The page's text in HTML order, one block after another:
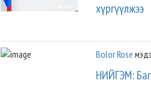
хүргүүлжээ
Bolor Rose
НИЙГЭМ: